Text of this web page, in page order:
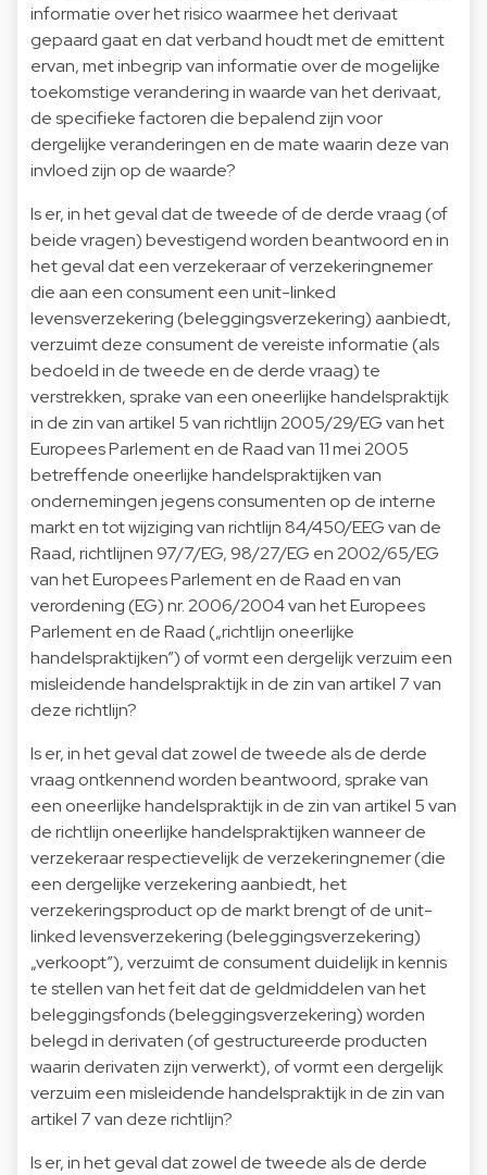
informatie over het risico waarmee het derivaat
gepaard gaat en dat verband houdt met de emittent
ervan, met inbegrip van informatie over de mogelijke
toekomstige verandering in waarde van het derivaat,
de specifieke factoren die bepalend zijn voor
dergelijke veranderingen en de mate waarin deze van
invloed zijn op de waarde?
Is er, in het geval dat de tweede of de derde vraag (of
beide vragen) bevestigend worden beantwoord en in
het geval dat een verzekeraar of verzekeringnemer
die aan een consument een unit-linked
levensverzekering (beleggingsverzekering) aanbiedt,
verzuimt deze consument de vereiste informatie (als
bedoeld in de tweede en de derde vraag) te
verstrekken, sprake van een oneerlijke handelspraktijk
in de zin van artikel 5 van richtlijn 2005/29/EG van het
Europees Parlement en de Raad van 11 mei 2005
betreffende oneerlijke handelspraktijken van
ondernemingen jegens consumenten op de interne
markt en tot wijziging van richtlijn 84/450/EEG van de
Raad, richtlijnen 97/7/EG, 98/27/EG en 2002/65/EG
van het Europees Parlement en de Raad en van
verordening (EG) nr. 2006/2004 van het Europees
Parlement en de Raad („richtlijn oneerlijke
handelspraktijken”) of vormt een dergelijk verzuim een
misleidende handelspraktijk in de zin van artikel 7 van
deze richtlijn?
Is er, in het geval dat zowel de tweede als de derde
vraag ontkennend worden beantwoord, sprake van
een oneerlijke handelspraktijk in de zin van artikel 5 van
de richtlijn oneerlijke handelspraktijken wanneer de
verzekeraar respectievelijk de verzekeringnemer (die
een dergelijke verzekering aanbiedt, het
verzekeringsproduct op de markt brengt of de unit-
linked levensverzekering (beleggingsverzekering)
„verkoopt”), verzuimt de consument duidelijk in kennis
te stellen van het feit dat de geldmiddelen van het
beleggingsfonds (beleggingsverzekering) worden
belegd in derivaten (of gestructureerde producten
waarin derivaten zijn verwerkt), of vormt een dergelijk
verzuim een misleidende handelspraktijk in de zin van
artikel 7 van deze richtlijn?
Is er, in het geval dat zowel de tweede als de derde